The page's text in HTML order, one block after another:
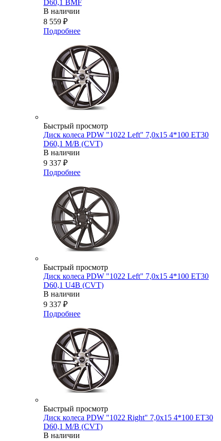
D60,1 BMF
В наличии
8 559 ₽
Подробнее
Быстрый просмотр
Диск колеса PDW "1022 Left" 7,0x15 4*100 ET30
D60,1 M/B (CVT)
В наличии
9 337 ₽
Подробнее
Быстрый просмотр
Диск колеса PDW "1022 Left" 7,0x15 4*100 ET30
D60,1 U4B (CVT)
В наличии
9 337 ₽
Подробнее
Быстрый просмотр
Диск колеса PDW "1022 Right" 7,0x15 4*100 ET30
D60,1 M/B (CVT)
В наличии